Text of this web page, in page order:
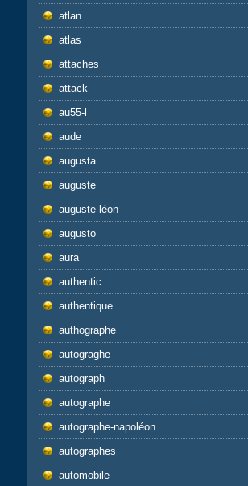
atlan
atlas
attaches
attack
au55-l
aude
augusta
auguste
auguste-léon
augusto
aura
authentic
authentique
authographe
autograghe
autograph
autographe
autographe-napoléon
autographes
automobile